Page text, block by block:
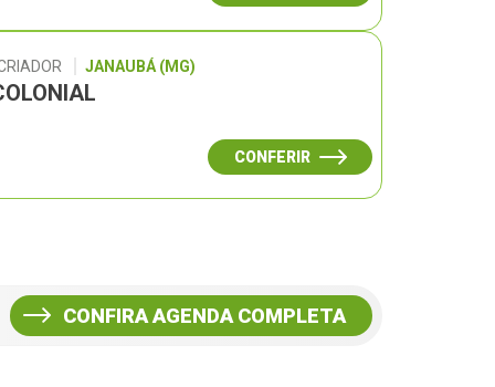
JANAUBÁ (MG)
CONFERIR
CONFIRA AGENDA COMPLETA